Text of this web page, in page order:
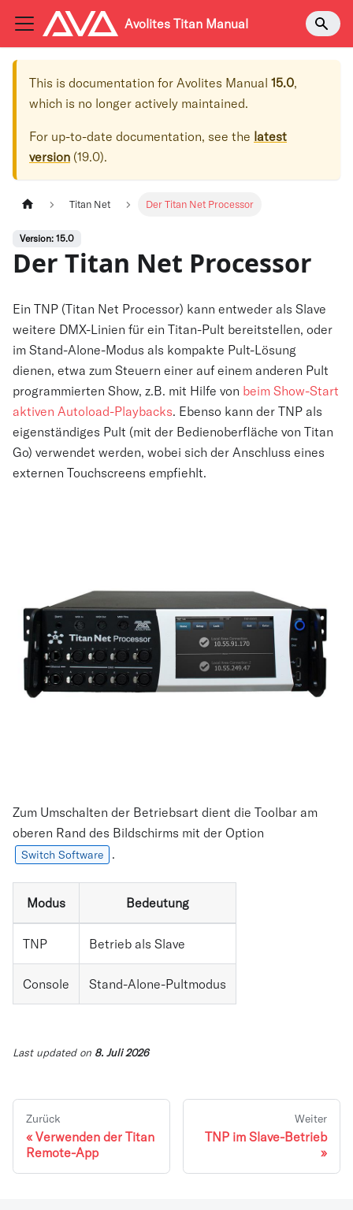
Avolites Titan Manual
This is documentation for Avolites Manual 15.0,
which is no longer actively maintained.
For up-to-date documentation, see the latest
version (19.0).
Titan Net Der Titan Net Processor
Version: 15.0
Der Titan Net Processor
Ein TNP (Titan Net Processor) kann entweder als Slave
weitere DMX-Linien für ein Titan-Pult bereitstellen, oder
im Stand-Alone-Modus als kompakte Pult-Lösung
dienen, etwa zum Steuern einer auf einem anderen Pult
programmierten Show, z.B. mit Hilfe von beim Show-Start
aktiven Autoload-Playbacks. Ebenso kann der TNP als
eigenständiges Pult (mit der Bedienoberfläche von Titan
Go) verwendet werden, wobei sich der Anschluss eines
externen Touchscreens empfiehlt.
Zum Umschalten der Betriebsart dient die Toolbar am
oberen Rand des Bildschirms mit der Option
Switch Software .
Modus Bedeutung
TNP Betrieb als Slave
Console Stand-Alone-Pultmodus
Last updatedon 8. Juli 2026
Zurück
Verwenden der Titan
Remote-App
Weiter
TNP im Slave-Betrieb